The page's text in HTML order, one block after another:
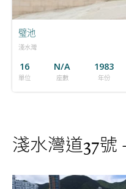
璧池
淺水灣
16
單位
N/A
座數
1983
年份
淺水灣道37號